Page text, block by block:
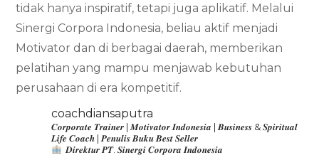
tidak hanya inspiratif, tetapi juga aplikatif. Melalui
Sinergi Corpora Indonesia, beliau aktif menjadi
Motivator dan di berbagai daerah, memberikan
pelatihan yang mampu menjawab kebutuhan
perusahaan di era kompetitif.
coachdiansaputra
𝑪𝒐𝒓𝒑𝒐𝒓𝒂𝒕𝒆 𝑻𝒓𝒂𝒊𝒏𝒆𝒓 | 𝑴𝒐𝒕𝒊𝒗𝒂𝒕𝒐𝒓 𝑰𝒏𝒅𝒐𝒏𝒆𝒔𝒊𝒂 | 𝑩𝒖𝒔𝒊𝒏𝒆𝒔𝒔 & 𝑺𝒑𝒊𝒓𝒊𝒕𝒖𝒂𝒍
𝑳𝒊𝒇𝒆 𝑪𝒐𝒂𝒄𝒉 | 𝑷𝒆𝒏𝒖𝒍𝒊𝒔 𝑩𝒖𝒌𝒖 𝑩𝒆𝒔𝒕 𝑺𝒆𝒍𝒍𝒆𝒓
𝑫𝒊𝒓𝒆𝒌𝒕𝒖𝒓 𝑷𝑻. 𝑺𝒊𝒏𝒆𝒓𝒈𝒊 𝑪𝒐𝒓𝒑𝒐𝒓𝒂 𝑰𝒏𝒅𝒐𝒏𝒆𝒔𝒊𝒂